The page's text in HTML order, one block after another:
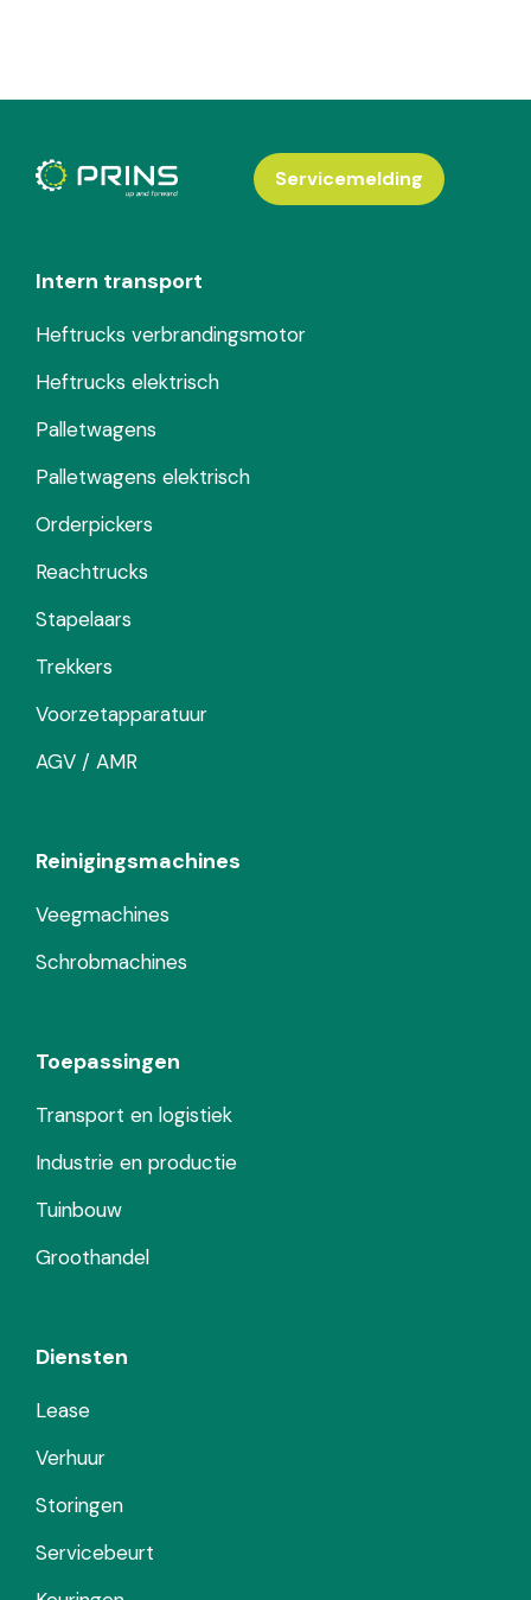
Intern transport
Heftrucks verbrandingsmotor
Heftrucks elektrisch
Palletwagens
Palletwagens elektrisch
Orderpickers
Reachtrucks
Stapelaars
Trekkers
Voorzetapparatuur
AGV / AMR
Reinigingsmachines
Veegmachines
Schrobmachines
Toepassingen
Transport en logistiek
Industrie en productie
Tuinbouw
Groothandel
Diensten
Lease
Verhuur
Storingen
Servicebeurt
Servicemelding